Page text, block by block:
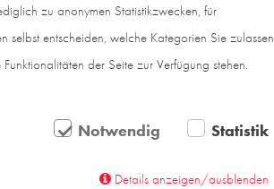
zu anonymen Statistikzwecken, für
selbst entscheiden, welche Kategorien Sie zulassen
der Seite zur Verfügung stehen.
Notwendig Statistik
Details anzeigen/ausblenden